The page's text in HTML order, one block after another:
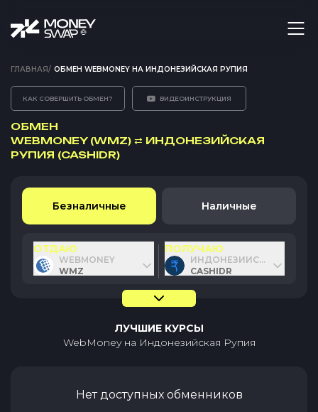
ГЛАВНАЯ/ ОБМЕН WEBMONEY НА ИНДОНЕЗИЙСКАЯ РУПИЯ
КАК СОВЕРШИТЬ ОБМЕН? ВИДЕОИНСТРУКЦИЯ
ОБМЕН
WEBMONEY (WMZ) ⇄ ИНДОНЕЗИЙСКАЯ
РУПИЯ (CASHIDR)
Безналичные Наличные
ОТДАЮ
WEBMONEY
WMZ
ПОЛУЧАЮ
ИНДОНЕЗИЙСКАЯ РУПИЯ
CASHIDR
ЛУЧШИЕ КУРСЫ
WebMoneyна Индонезийская Рупия
Нет доступных обменников